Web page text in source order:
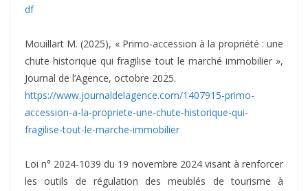
df
Mouillart M. (2025), « Primo-accession à la propriété : une
chute historique qui fragilise tout le marché immobilier »,
Journal de l’Agence, octobre 2025.
https://www.journaldelagence.com/1407915-primo-
accession-a-la-propriete-une-chute-historique-qui-
fragilise-tout-le-marche-immobilier
Loi n° 2024-1039 du 19 novembre 2024 visant à renforcer
les outils de régulation des meublés de tourisme à